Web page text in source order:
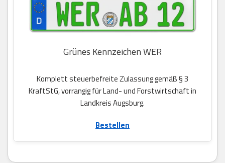
Grünes Kennzeichen WER
Komplett steuerbefreite Zulassung gemäß § 3
KraftStG, vorrangig für Land- und Forstwirtschaft in
Landkreis Augsburg.
Bestellen